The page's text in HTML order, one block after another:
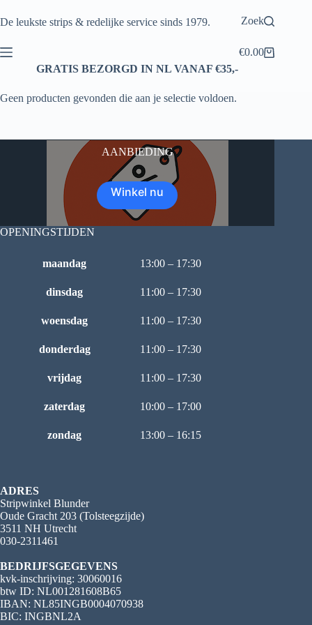
naar
De leukste strips & redelijke service sinds 1979. Zoek
Winkelwagen
€0.00
GRATIS BEZORGD IN NL VANAF €35,-
Geen producten gevonden die aan je selectie voldoen.
AANBIEDING
Winkel nu
OPENINGSTIJDEN
maandag 13:00 – 17:30
dinsdag 11:00 – 17:30
woensdag 11:00 – 17:30
donderdag 11:00 – 17:30
vrijdag 11:00 – 17:30
zaterdag 10:00 – 17:00
zondag 13:00 – 16:15
ADRES
Stripwinkel Blunder
Oude Gracht 203 (Tolsteegzijde)
3511 NH Utrecht
030-2311461
BEDRIJFSGEGEVENS
kvk-inschrijving: 30060016
btw ID: NL001281608B65
IBAN: NL85INGB0004070938
BIC: INGBNL2A